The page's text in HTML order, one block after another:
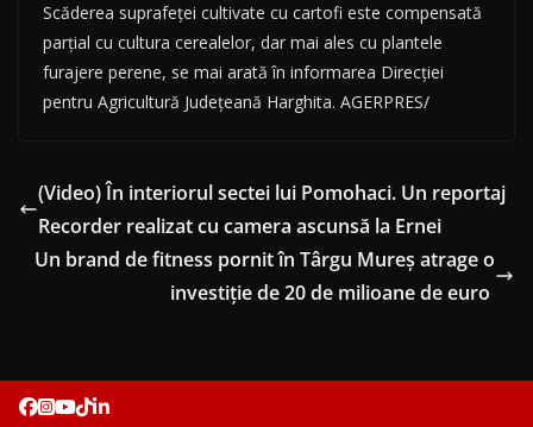
Scăderea suprafeţei cultivate cu cartofi este compensată
parţial cu cultura cerealelor, dar mai ales cu plantele
furajere perene, se mai arată în informarea Direcţiei
pentru Agricultură Judeţeană Harghita. AGERPRES/
(Video) În interiorul sectei lui Pomohaci. Un reportaj
Recorder realizat cu camera ascunsă la Ernei
Un brand de fitness pornit în Târgu Mureș atrage o
investiție de 20 de milioane de euro